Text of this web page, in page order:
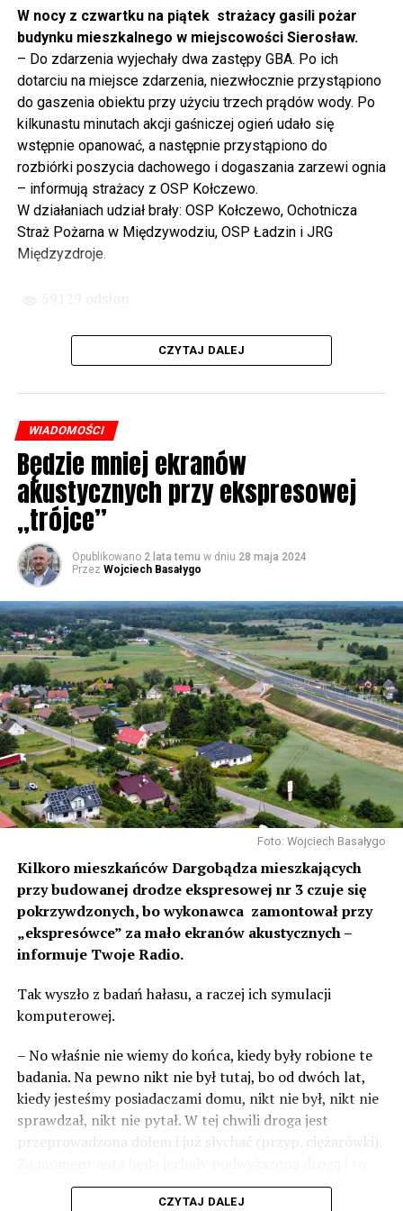
projektowania i dyskusji. Ważny tutaj był wkład
samorządu, ale to rząd PiS podjął w tej sprawie
najważniejsze decyzje. Powstał dzięki ogromnej
determinacji rządu najpierw Pani Premier Beaty Szydło,
a następnie Pana Premiera Mateusza Morawieckiego.
Chciałbym podziękować Panu Premierowi za to jak
osobiście pilnował powstania tej inwestycji. Cieszymy
się, że turyści również korzystają z tunelu, cieszymy się,
że wśród tych 4 milionów samochodów, które
przejechały już otwartym tunelem w Świnoujściu,
przyjechało tutaj do nas tak wielu turystów z zagranicy
– powiedział Wiceprezes PiS Joachim Brudziński w
zainwestowano ogromne pieniądze w modernizację
poszczególnych portów, w tym w Szczecinie, w
małe inwestycje. To miejsce, gdzie teraz stoimy, to kiedyś
były chaszcze. Nic tutaj się nie działo. Rybacy pracowali
w fatalnych warunkach. Dzisiaj jest piękne nabrzeże. To
co zapewnialiśmy w ramach naszych kampanii
wyborczych, w zasadzie wszystko zostało zrealizowane –
powiedział Poseł PiS Marek Gróbarczyk w #Wolin.
56901 odsłon
W nocy z czwartku na piątek strażacy gasili pożar
budynku mieszkalnego w miejscowości Sierosław.
– Do zdarzenia wyjechały dwa zastępy GBA. Po ich
dotarciu na miejsce zdarzenia, niezwłocznie przystąpiono
do gaszenia obiektu przy użyciu trzech prądów wody. Po
kilkunastu minutach akcji gaśniczej ogień udało się
wstępnie opanować, a następnie przystąpiono do
rozbiórki poszycia dachowego i dogaszania zarzewi ognia
– informują strażacy z OSP Kołczewo.
W działaniach udział brały: OSP Kołczewo, Ochotnicza
Straż Pożarna w Międzywodziu, OSP Ładzin i JRG
Międzyzdroje.
CZYTAJ DALEJ
WIADOMOŚCI
Będzie mniej ekranów
akustycznych przy ekspresowej
„trójce”
Opublikowano 2 lata temu w dniu 28 maja 2024
Przez Wojciech Basałygo
Foto: Wojciech Basałygo
Kilkoro mieszkańców Dargobądza mieszkających
przy budowanej drodze ekspresowej nr 3 czuje się
pokrzywdzonych, bo wykonawca zamontował przy
„ekspresówce” za mało ekranów akustycznych –
informuje Twoje Radio.
Tak wyszło z badań hałasu, a raczej ich symulacji
komputerowej.
– No właśnie nie wiemy do końca, kiedy były robione te
badania. Na pewno nikt nie był tutaj, bo od dwóch lat,
kiedy jesteśmy posiadaczami domu, nikt nie był, nikt nie
sprawdzał, nikt nie pytał. W tej chwili droga jest
przeprowadzona dołem i już słychać (przyp. ciężarówki).
będzie czteropasmowa droga – mówi Sylwia Rudak,
mieszkanka Dargobądza.CZYTAJ DALEJ